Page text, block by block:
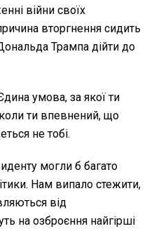
війни своїх
вторгнення сидить
Трампа дійти до
умова, за якої ти
ти впевнений, що
не тобі.
могли б багато
Нам випало стежити,
від
на озброєння найгірші